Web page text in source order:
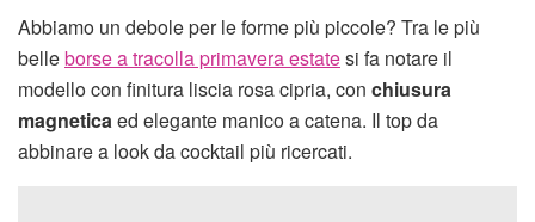
Abbiamo un debole per le forme più piccole? Tra le più
belleborse a tracolla primavera estatesi fa notare il
modello con finitura liscia rosa cipria, con chiusura
magnetica ed elegante manico a catena. Il top da
abbinare a look da cocktail più ricercati.